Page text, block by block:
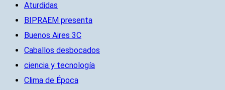
Aturdidas
BIPRAEM presenta
Buenos Aires 3C
Caballos desbocados
ciencia y tecnología
Clima de Época